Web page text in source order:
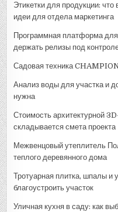
Этикетки для продукции:
идеи для отдела маркетинга
Программная платформа для
держать релизы под
Садовая техника
Анализ воды для участка и
нужна
Стоимость архитектурной
складывается смета проекта
Межвенцовый утеплитель
теплого деревянного дома
Тротуарная плитка, шпалы
благоустроить участок
Уличная кухня в саду: как